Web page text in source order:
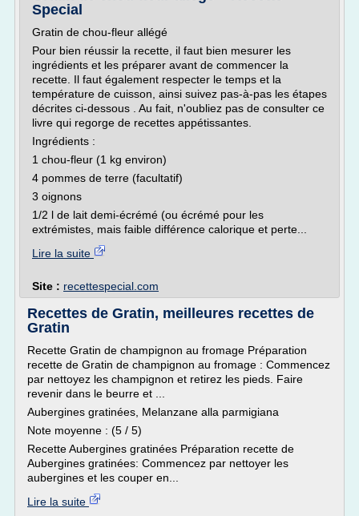
Special
Gratin de chou-fleur allégé
Pour bien réussir la recette, il faut bien mesurer les
ingrédients et les préparer avant de commencer la
recette. Il faut également respecter le temps et la
température de cuisson, ainsi suivez pas-à-pas les étapes
décrites ci-dessous . Au fait, n'oubliez pas de consulter ce
livre qui regorge de recettes appétissantes.
Ingrédients :
1 chou-fleur (1 kg environ)
4 pommes de terre (facultatif)
3 oignons
1/2 l de lait demi-écrémé (ou écrémé pour les
extrémistes, mais faible différence calorique et perte...
Lire la suite
Site : recettespecial.com
Recettes de Gratin, meilleures recettes de
Gratin
Recette Gratin de champignon au fromage Préparation
recette de Gratin de champignon au fromage : Commencez
par nettoyez les champignon et retirez les pieds. Faire
revenir dans le beurre et ...
Aubergines gratinées, Melanzane alla parmigiana
Note moyenne : (5 / 5)
Recette Aubergines gratinées Préparation recette de
Aubergines gratinées: Commencez par nettoyer les
aubergines et les couper en...
Lire la suite